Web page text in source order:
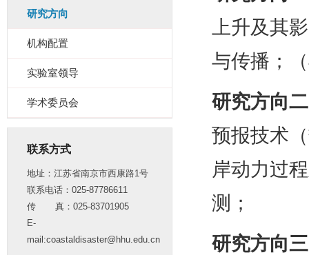
研究方向
机构配置
实验室领导
学术委员会
联系方式
地址：江苏省南京市西康路1号
联系电话：025-87786611
传 真：025-83701905
E-
mail:coastaldisaster@hhu.edu.cn
上升及其
与传播；
研究方向
预报技术
岸动力过
测；
研究方向